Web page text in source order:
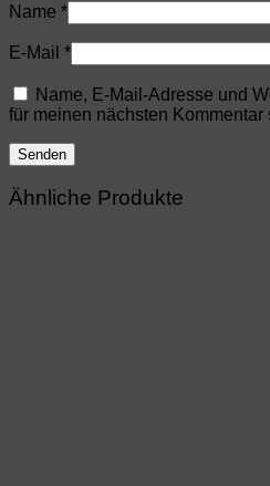
Name *
E-Mail *
Name, E-Mail-Adresse und
für meinen nächsten Kommentar
Ähnliche Produkte